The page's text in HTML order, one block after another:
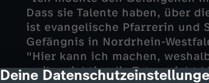
cmp-dialog-description
Deine
Dass sie Talente haben, über
ist evangelische Pfarrerin und
Gefängnis in Nordrhein-
"Hier kann ich machen,
es ihr wichtig, die Taten nicht